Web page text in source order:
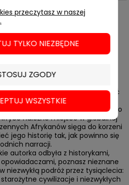
Od narodzin
niepodległych
przedstawiana przez pryzmat
– teraz nadszedł czas, by poznać
i badaczka sudańskiego
należne miejsce w globalnej
Afrykanów sięga do korzeni
jego historię tak, jak powinno się
narracji.
autorka odbyła z historykami,
poznasz nieznane
niezwykłą podróż przez tysiąclecia:
cywilizacje i niezwykłych
przeczytasz w naszej
TYLKO NIEZBĘDNE
ZGODY
WSZYSTKIE